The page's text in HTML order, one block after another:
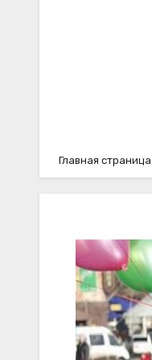
Главная страница